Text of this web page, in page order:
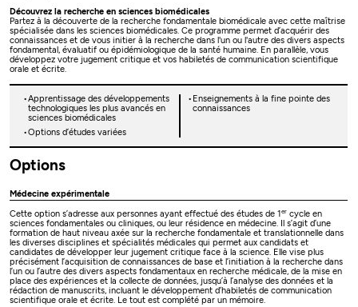
Découvrez la recherche en sciences biomédicales
Partez à la découverte de la recherche fondamentale biomédicale avec cette maîtrise
spécialisée dans les sciences biomédicales. Ce programme permet d’acquérir des
connaissances et de vous initier à la recherche dans l'un ou l'autre des divers aspects
fondamental, évaluatif ou épidémiologique de la santé humaine. En parallèle, vous
développez votre jugement critique et vos habiletés de communication scientifique
orale et écrite.
Apprentissage des développements
technologiques les plus avancés en
sciences biomédicales
Enseignements à la fine pointe des
connaissances
Options d’études variées
Options
Médecine expérimentale
Cette option s’adresse aux personnes ayant effectué des études de 1er cycle en
sciences fondamentales ou cliniques, ou leur résidence en médecine. Il s’agit d’une
formation de haut niveau axée sur la recherche fondamentale et translationnelle dans
les diverses disciplines et spécialités médicales qui permet aux candidats et
candidates de développer leur jugement critique face à la science. Elle vise plus
précisément l’acquisition de connaissances de base et l’initiation à la recherche dans
l’un ou l’autre des divers aspects fondamentaux en recherche médicale, de la mise en
place des expériences et la collecte de données, jusqu’à l’analyse des données et la
rédaction de manuscrits, incluant le développement d’habiletés de communication
scientifique orale et écrite. Le tout est complété par un mémoire.